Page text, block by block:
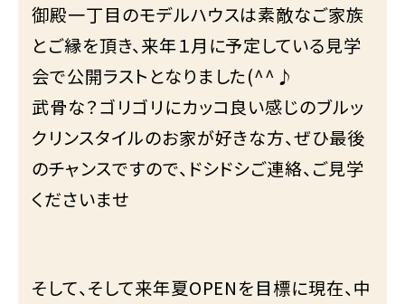
御殿一丁目のモデルハウスは素敵なご家族
とご縁を頂き、来年１月に予定している見学
会で公開ラストとなりました(^^♪
武骨な？ゴリゴリにカッコ良い感じのブルッ
クリンスタイルのお家が好きな方、ぜひ最後
のチャンスですので、ドシドシご連絡、ご見学
くださいませ
そして、そして来年夏OPENを目標に現在、中